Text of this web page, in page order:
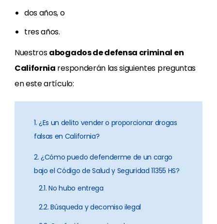
dos años, o
tres años.
Nuestrosabogados de defensa criminal en
California responderán las siguientes preguntas
en este artículo:
1. ¿Es un delito vender o proporcionar drogas
falsas en California?
2. ¿Cómo puedo defenderme de un cargo
bajo el Código de Salud y Seguridad 11355 HS?
2.1. No hubo entrega
2.2. Búsqueda y decomiso ilegal